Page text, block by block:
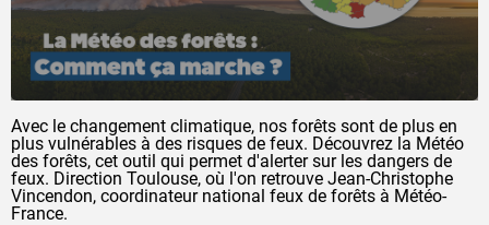
Avec le changement climatique, nos forêts sont de plus en
plus vulnérables à des risques de feux. Découvrez la Météo
des forêts, cet outil qui permet d'alerter sur les dangers de
feux. Direction Toulouse, où l'on retrouve Jean-Christophe
Vincendon, coordinateur national feux de forêts à Météo-
France.